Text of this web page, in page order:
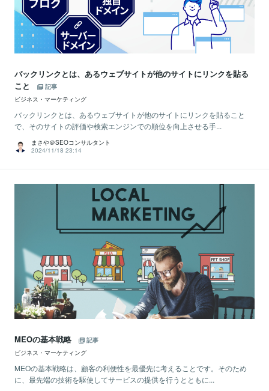
バックリンクとは、あるウェブサイトが他のサイトにリンクを貼る
こと
記事
ビジネス・マーケティング
バックリンクとは、あるウェブサイトが他のサイトにリンクを貼ること
で、そのサイトの評価や検索エンジンでの順位を向上させる手...
まさや＠SEOコンサルタント
2024/11/18 23:14
MEOの基本戦略
記事
ビジネス・マーケティング
MEOの基本戦略は、顧客の利便性を最優先に考えることです。そのため
に、最先端の技術を駆使してサービスの提供を行うとともに...